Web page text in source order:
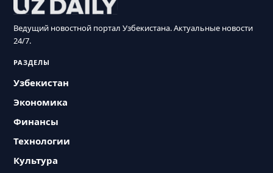
Ведущий новостной портал Узбекистана. Актуальные новости
24/7.
РАЗДЕЛЫ
Узбекистан
Экономика
Финансы
Технологии
Культура